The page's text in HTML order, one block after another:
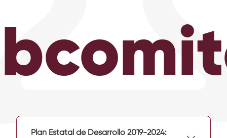
Plan Estatal de Desarrollo 2019-2024: